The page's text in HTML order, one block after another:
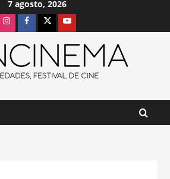
7 agosto, 2026
InstagramFacebook
X Youtube